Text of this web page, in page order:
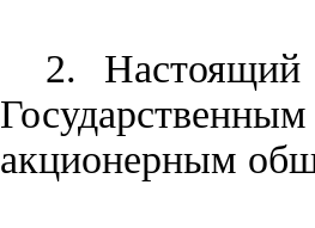
2. Настоящий
акционерным